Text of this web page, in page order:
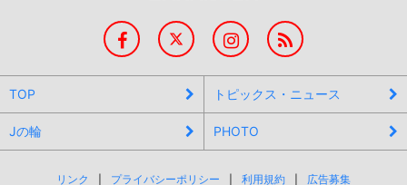
TOP トピックス・ニュース
Jの輪 PHOTO
リンク プライバシーポリシー 利用規約 広告募集